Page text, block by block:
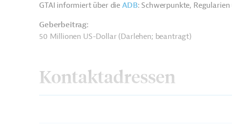
GTAI informiert über die ADB: Schwerpunkte,
Geberbeitrag:
50 Millionen US-Dollar (Darlehen; beantragt)
Kontaktadressen